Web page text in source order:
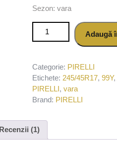
Sezon: vara
Cantitate Anvelopa vara
Adaugă
Categorie: PIRELLI
Etichete: 245/45R17,99Y,
PIRELLI,vara
Brand: PIRELLI
Recenzii (1)